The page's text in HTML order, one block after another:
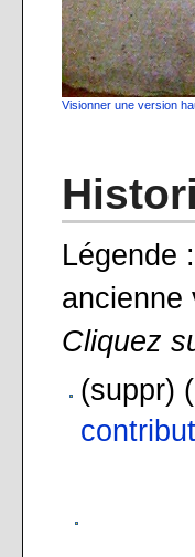
Visionner une version
Légende
ancienne
Cliquez
(suppr)